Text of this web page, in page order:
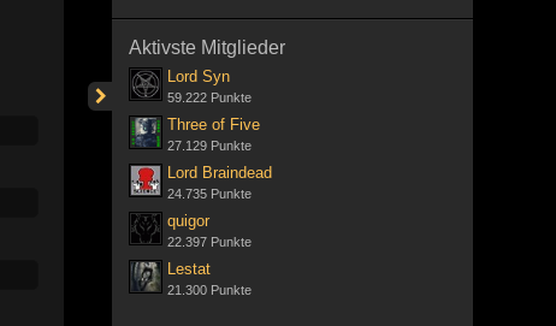
Aktivste Mitglieder
Lord Syn
59.222 Punkte
Three of Five
27.129 Punkte
Lord Braindead
24.735 Punkte
quigor
22.397 Punkte
Lestat
21.300 Punkte